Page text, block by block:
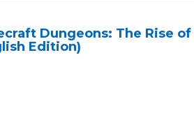
Dungeons: The Rise
Edition)